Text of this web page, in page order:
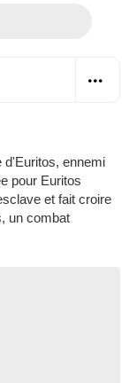
d'Euritos, ennemi
pour Euritos
et fait croire
un combat